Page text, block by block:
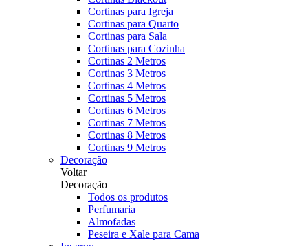
Cortinas para Igreja
Cortinas para Quarto
Cortinas para Sala
Cortinas para Cozinha
Cortinas 2 Metros
Cortinas 3 Metros
Cortinas 4 Metros
Cortinas 5 Metros
Cortinas 6 Metros
Cortinas 7 Metros
Cortinas 8 Metros
Cortinas 9 Metros
Decoração
Voltar
Decoração
Todos os produtos
Perfumaria
Almofadas
Peseira e Xale para Cama